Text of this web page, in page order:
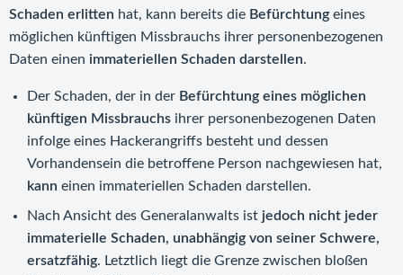
Schaden erlitten hat, kann bereits die Befürchtung eines
möglichen künftigen Missbrauchs ihrer personenbezogenen
Daten einen immateriellen Schaden darstellen.
Der Schaden, der in der Befürchtung eines möglichen
künftigen Missbrauchs ihrer personenbezogenen Daten
infolge eines Hackerangriffs besteht und dessen
Vorhandensein die betroffene Person nachgewiesen hat,
kann einen immateriellen Schaden darstellen.
Nach Ansicht des Generalanwalts ist jedoch nicht jeder
immaterielle Schaden, unabhängig von seiner Schwere,
ersatzfähig. Letztlich liegt die Grenze zwischen bloßen